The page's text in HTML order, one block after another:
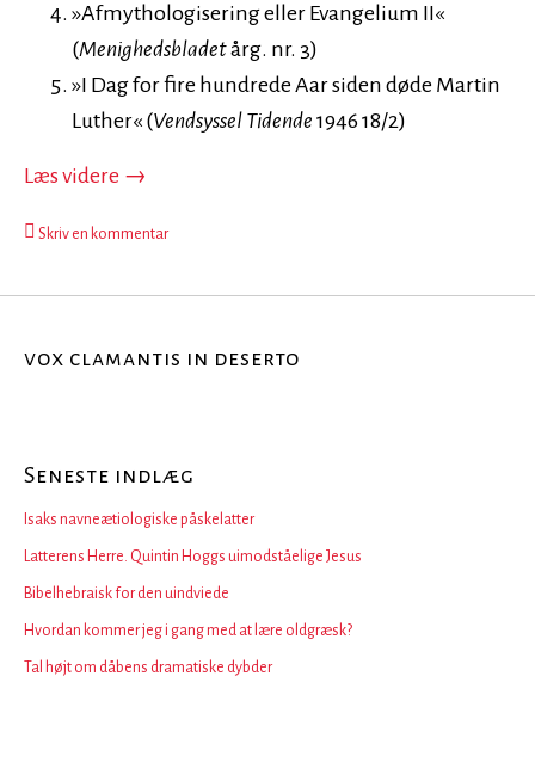
»Afmythologisering eller Evangelium II«
(Menighedsbladetårg. nr. 3)
»I Dag for fire hundrede Aar siden døde Martin
Luther« (Vendsyssel Tidende 1946 18/2)
Læs videre Johannes Horstmann (I)
→
Skriv en kommentar
vox clamantis in deserto
Seneste indlæg
Isaks navneætiologiske påskelatter
Latterens Herre. Quintin Hoggs uimodståelige Jesus
Bibelhebraisk for den uindviede
Hvordan kommer jeg i gang med at lære oldgræsk?
Tal højt om dåbens dramatiske dybder